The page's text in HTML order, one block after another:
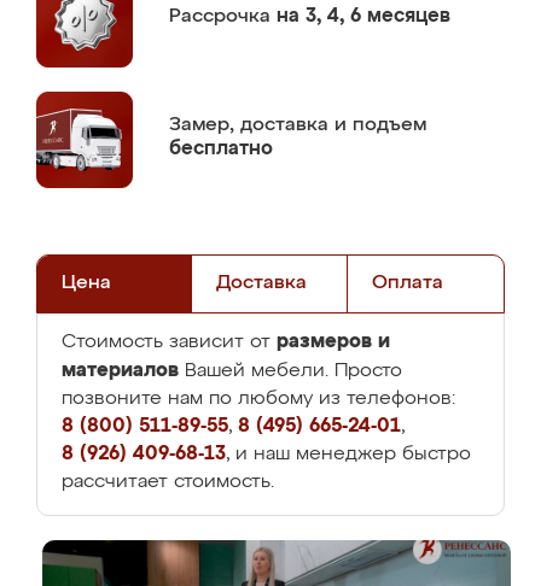
Рассрочка на 3, 4, 6 месяцев
Замер, доставка и подъем
бесплатно
Цена Доставка Оплата
Стоимость зависит от размеров и
материалов Вашей мебели. Просто
позвоните нам по любому из телефонов:
8 (800) 511-89-55, 8 (495) 665-24-01,
8 (926) 409-68-13, и наш менеджер быстро
рассчитает стоимость.